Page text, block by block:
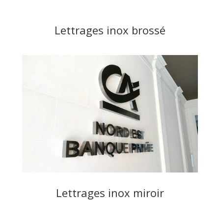
Lettrages inox brossé
Lettrages inox miroir